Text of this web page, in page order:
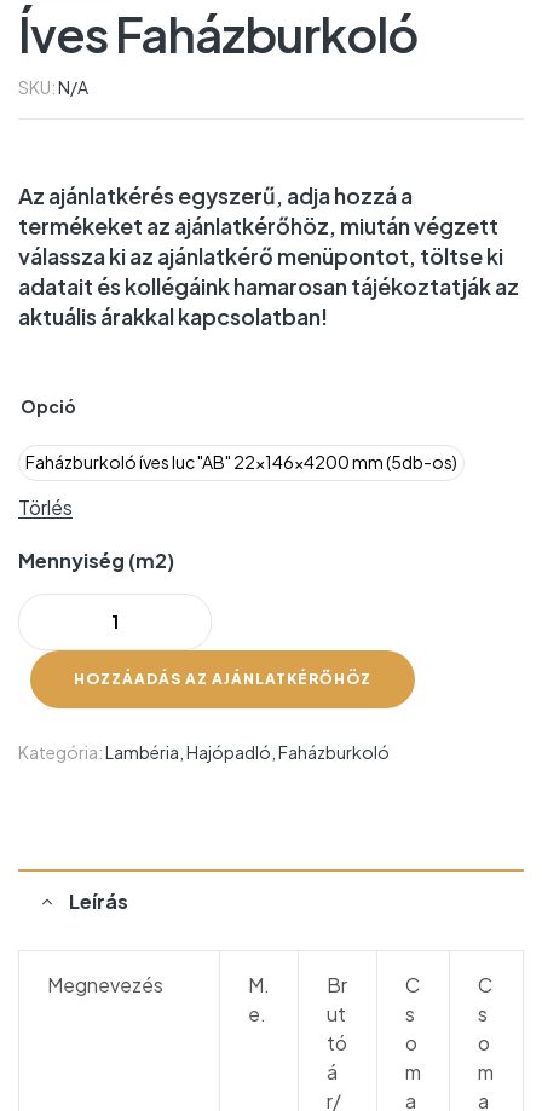
Íves Faházburkoló
SKU:N/A
Az ajánlatkérés egyszerű, adja hozzá a
termékeket az ajánlatkérőhöz, miután végzett
válassza ki az ajánlatkérő menüpontot, töltse ki
adatait és kollégáink hamarosan tájékoztatják az
aktuális árakkal kapcsolatban!
Opció
Faházburkoló íves luc "AB" 22x146x4200 mm (5db-os)
Törlés
Mennyiség (m2)
HOZZÁADÁS AZ AJÁNLATKÉRŐHÖZ
Kategória:Lambéria, Hajópadló, Faházburkoló
Leírás
Megnevezés
M.
e.
Br
ut
tó
á
r/
C
s
o
m
a
C
s
o
m
a